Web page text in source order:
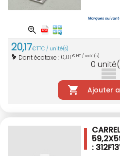
20,17€TTC / unité(s)
Dont écotaxe : 0,01 € HT / unité(s)
0
Ajouter
: